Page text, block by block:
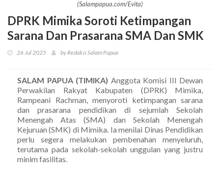
(Salampapua.com/Evita)
DPRK Mimika Soroti Ketimpangan
Sarana Dan Prasarana SMA Dan SMK
26 Jul 2025 by Redaksi Salam Papua
SALAM PAPUA (TIMIKA) Anggota Komisi III Dewan
Perwakilan Rakyat Kabupaten (DPRK) Mimika,
Rampeani Rachman, menyoroti ketimpangan sarana
dan prasarana pendidikan di sejumlah Sekolah
Menengah Atas (SMA) dan Sekolah Menengah
Kejuruan (SMK) di Mimika. Ia menilai Dinas Pendidikan
perlu segera melakukan pembenahan menyeluruh,
terutama pada sekolah-sekolah unggulan yang justru
minim fasilitas.